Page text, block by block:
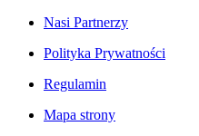
Nasi Partnerzy
Polityka Prywatności
Regulamin
Mapa strony